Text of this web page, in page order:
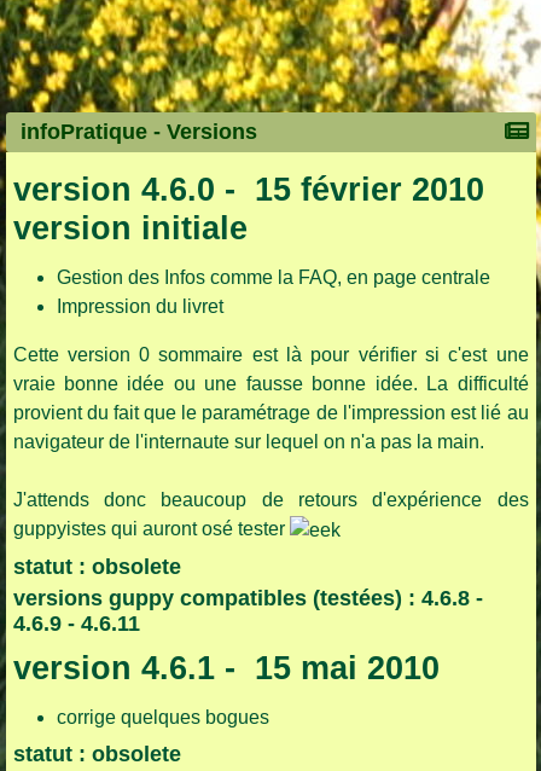
infoPratique - Versions
version 4.6.0 - 15 février 2010
version initiale
Gestion des Infos comme la FAQ, en page centrale
Impression du livret
Cette version 0 sommaire est là pour vérifier si c'est une
vraie bonne idée ou une fausse bonne idée. La difficulté
provient du fait que le paramétrage de l'impression est lié au
navigateur de l'internaute sur lequel on n'a pas la main.
J'attends donc beaucoup de retours d'expérience des
guppyistes qui auront osé tester
statut : obsolete
versions guppy compatibles (testées) : 4.6.8 -
4.6.9 - 4.6.11
version 4.6.1 - 15 mai 2010
corrige quelques bogues
statut : obsolete